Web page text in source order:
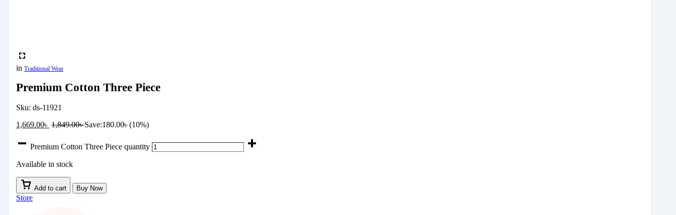
in Traditional Wear
Premium Cotton Three Piece
Sku: ds-11921
1,669.00৳ 1,849.00৳Save:180.00৳ (10%)
Premium Cotton Three Piece quantity
Available in stock
Add to cart Buy Now
Store